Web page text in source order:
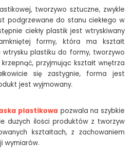
tworzywo sztuczne, zwykle
podgrzewane do stanu ciekłego w
ciekły plastik jest wtryskiwany
formy, która ma kształt
plastiku do formy, tworzywo
przyjmując kształt wnętrza
się zastygnie, forma jest
jest wyjmowany.
plastikowa pozwala na szybkie
dużych ilości produktów z tworzyw
kształtach, z zachowaniem
wymiarów.